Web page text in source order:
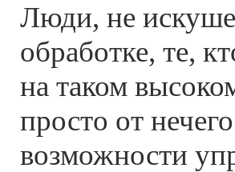
Люди, не
обработке, те,
на таком
просто от
возможности